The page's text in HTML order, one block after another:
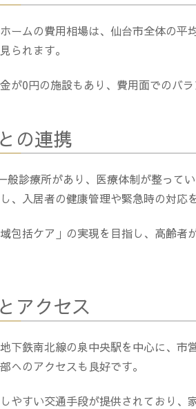
ームの費用相場は、仙台市全体の平
られます。
が0円の施設もあり、費用面でのバラ
の連携
般診療所があり、医療体制が整って
、入居者の健康管理や緊急時の対応
包括ケア」の実現を目指し、高齢者
アクセス
下鉄南北線の泉中央駅を中心に、市
へのアクセスも良好です。
やすい交通手段が提供されており、